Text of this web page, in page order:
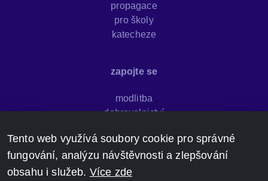
propagace
pro školy
katecheze
zapojte se
modlitba
dobrovolnictví
sdílejte svědectví
darujte
kontakt
Tento web využívá soubory cookie pro správné
fungování, analýzu návštěvnosti a zlepšování
obsahu i služeb. Více zde